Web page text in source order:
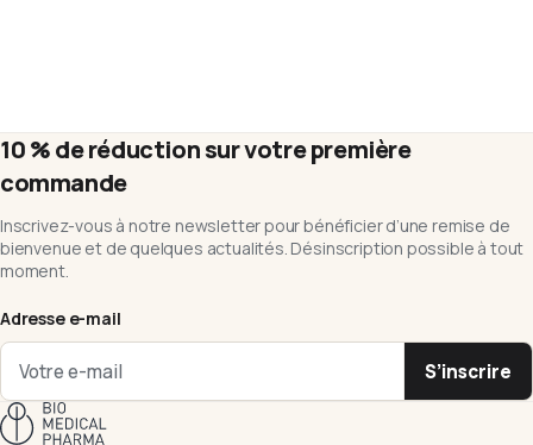
10 % de réduction sur votre première
commande
Inscrivez-vous à notre newsletter pour bénéficier d’une remise de
bienvenue et de quelques actualités. Désinscription possible à tout
moment.
Adresse e-mail
S’inscrire